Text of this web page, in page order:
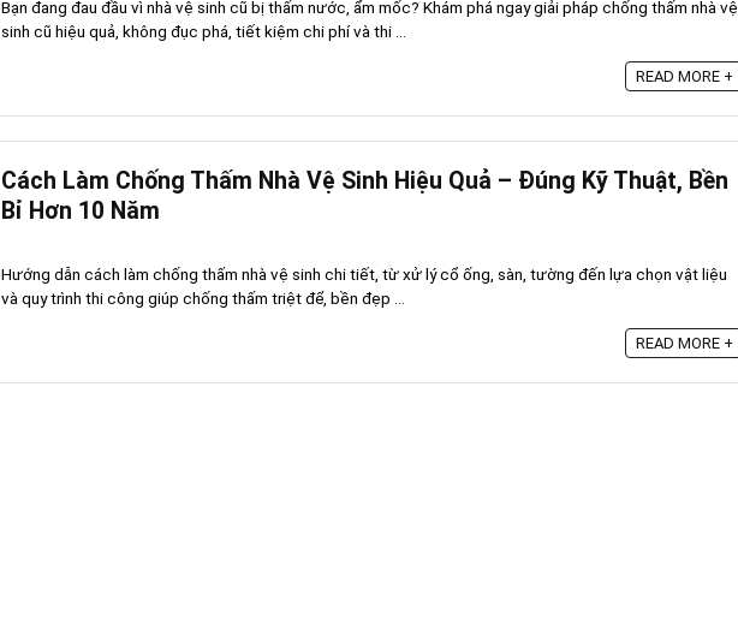
Bạn đang đau đầu vì nhà vệ sinh cũ bị thấm nước, ẩm mốc? Khám phá ngay giải pháp chống thấm nhà vệ
sinh cũ hiệu quả, không đục phá, tiết kiệm chi phí và thi ...
READ MORE +
Cách Làm Chống Thấm Nhà Vệ Sinh Hiệu Quả – Đúng Kỹ Thuật, Bền
Bỉ Hơn 10 Năm
Hướng dẫn cách làm chống thấm nhà vệ sinh chi tiết, từ xử lý cổ ống, sàn, tường đến lựa chọn vật liệu
và quy trình thi công giúp chống thấm triệt để, bền đẹp ...
READ MORE +